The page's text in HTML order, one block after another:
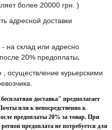
более 20000 грн. )
адресной доставки
- на склад или адресно
20% предоплаты.
, осуществление курьерскими
доставка" предполагает
или к непосредственно к
предоплаты 20% за товар. При
предоплата не потребуется для